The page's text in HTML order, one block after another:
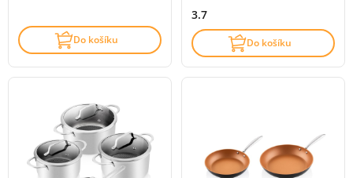
Do košíku
3.7
Do košíku